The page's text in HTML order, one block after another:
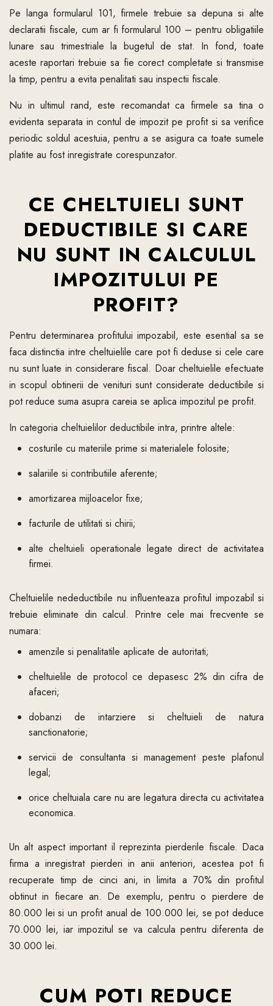
Pe langa formularul 101, firmele trebuie sa depuna si alte
declaratii fiscale, cum ar fi formularul 100 – pentru obligatiile
lunare sau trimestriale la bugetul de stat. In fond, toate
aceste raportari trebuie sa fie corect completate si transmise
la timp, pentru a evita penalitati sau inspectii fiscale.
Nu in ultimul rand, este recomandat ca firmele sa tina o
evidenta separata in contul de impozit pe profit si sa verifice
periodic soldul acestuia, pentru a se asigura ca toate sumele
platite au fost inregistrate corespunzator.
CE CHELTUIELI SUNT
DEDUCTIBILE SI CARE
NU SUNT IN CALCULUL
IMPOZITULUI PE
PROFIT?
Pentru determinarea profitului impozabil, este esential sa se
faca distinctia intre cheltuielile care pot fi deduse si cele care
nu sunt luate in considerare fiscal. Doar cheltuielile efectuate
in scopul obtinerii de venituri sunt considerate deductibile si
pot reduce suma asupra careia se aplica impozitul pe profit.
In categoria cheltuielilor deductibile intra, printre altele:
costurile cu materiile prime si materialele folosite;
salariile si contributiile aferente;
amortizarea mijloacelor fixe;
facturile de utilitati si chirii;
alte cheltuieli operationale legate direct de activitatea
firmei.
Cheltuielile nedeductibile nu influenteaza profitul impozabil si
trebuie eliminate din calcul. Printre cele mai frecvente se
numara:
amenzile si penalitatile aplicate de autoritati;
cheltuielile de protocol ce depasesc 2% din cifra de
afaceri;
dobanzi de intarziere si cheltuieli de natura
sanctionatorie;
servicii de consultanta si management peste plafonul
legal;
orice cheltuiala care nu are legatura directa cu activitatea
economica.
Un alt aspect important il reprezinta pierderile fiscale. Daca
firma a inregistrat pierderi in anii anteriori, acestea pot fi
recuperate timp de cinci ani, in limita a 70% din profitul
obtinut in fiecare an. De exemplu, pentru o pierdere de
80.000 lei si un profit anual de 100.000 lei, se pot deduce
70.000 lei, iar impozitul se va calcula pentru diferenta de
30.000 lei.
CUM POTI REDUCE